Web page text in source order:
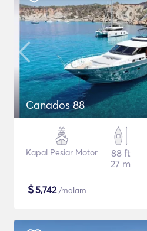
Canados 88
Kapal Pesiar Motor
88 ft
27 m
$5,742/malam